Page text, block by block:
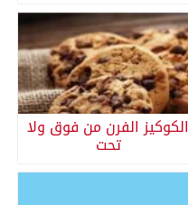
الكوكيز الفرن من فوق ولا
تحت